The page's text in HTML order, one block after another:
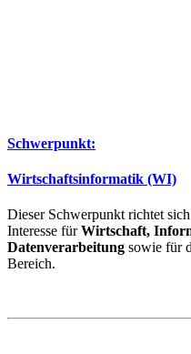
Schwerpunkt:
Wirtschaftsinformatik (WI)
Dieser Schwerpunkt richtet
Interesse fürWirtschaft,
Datenverarbeitung sowie für
Bereich.